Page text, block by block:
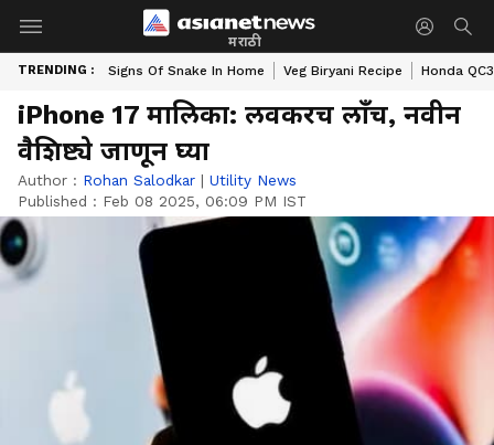
मराठी
TRENDING : Signs Of Snake In Home Veg Biryani Recipe Honda
iPhone 17 मालिका: लवकरच लाँच, नवीन
वैशिष्ट्ये जाणून घ्या
Author : Rohan Salodkar | Utility News
Published : Feb 08 2025, 06:09 PM IST